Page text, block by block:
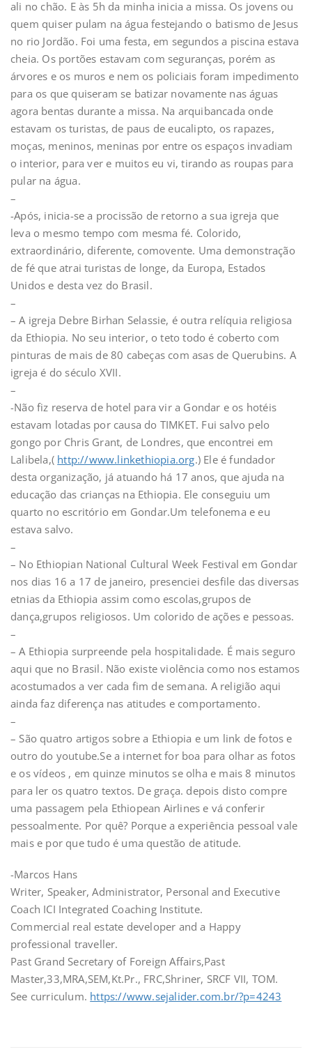
ali no chão. E às 5h da minha inicia a missa. Os jovens ou
quem quiser pulam na água festejando o batismo de Jesus
no rio Jordão. Foi uma festa, em segundos a piscina estava
cheia. Os portões estavam com seguranças, porém as
árvores e os muros e nem os policiais foram impedimento
para os que quiseram se batizar novamente nas águas
agora bentas durante a missa. Na arquibancada onde
estavam os turistas, de paus de eucalipto, os rapazes,
moças, meninos, meninas por entre os espaços invadiam
o interior, para ver e muitos eu vi, tirando as roupas para
pular na água.
–
-Após, inicia-se a procissão de retorno a sua igreja que
leva o mesmo tempo com mesma fé. Colorido,
extraordinário, diferente, comovente. Uma demonstração
de fé que atrai turistas de longe, da Europa, Estados
Unidos e desta vez do Brasil.
–
– A igreja Debre Birhan Selassie, é outra relíquia religiosa
da Ethiopia. No seu interior, o teto todo é coberto com
pinturas de mais de 80 cabeças com asas de Querubins. A
igreja é do século XVII.
–
-Não fiz reserva de hotel para vir a Gondar e os hotéis
estavam lotadas por causa do TIMKET. Fui salvo pelo
gongo por Chris Grant, de Londres, que encontrei em
Lalibela,( http://www.linkethiopia.org.) Ele é fundador
desta organização, já atuando há 17 anos, que ajuda na
educação das crianças na Ethiopia. Ele conseguiu um
quarto no escritório em Gondar.Um telefonema e eu
estava salvo.
–
– No Ethiopian National Cultural Week Festival em Gondar
nos dias 16 a 17 de janeiro, presenciei desfile das diversas
etnias da Ethiopia assim como escolas,grupos de
dança,grupos religiosos. Um colorido de ações e pessoas.
–
– A Ethiopia surpreende pela hospitalidade. É mais seguro
aqui que no Brasil. Não existe violência como nos estamos
acostumados a ver cada fim de semana. A religião aqui
ainda faz diferença nas atitudes e comportamento.
–
– São quatro artigos sobre a Ethiopia e um link de fotos e
outro do youtube.Se a internet for boa para olhar as fotos
e os vídeos , em quinze minutos se olha e mais 8 minutos
para ler os quatro textos. De graça. depois disto compre
uma passagem pela Ethiopean Airlines e vá conferir
pessoalmente. Por quê? Porque a experiência pessoal vale
mais e por que tudo é uma questão de atitude.
-Marcos Hans
Writer, Speaker, Administrator, Personal and Executive
Coach ICI Integrated Coaching Institute.
Commercial real estate developer and a Happy
professional traveller.
Past Grand Secretary of Foreign Affairs,Past
Master,33,MRA,SEM,Kt.Pr., FRC,Shriner, SRCF VII, TOM.
See curriculum. https://www.sejalider.com.br/?p=4243